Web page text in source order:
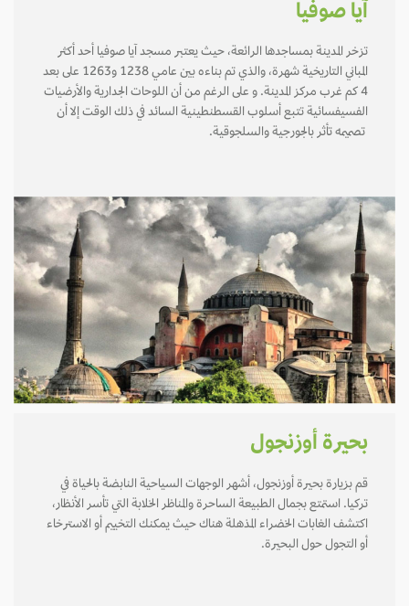
آيا صوفيا
تزخر المدينة بمساجدها الرائعة، حيث يعتبر مسجد آيا صوفيا أحد أكثر
المباني التاريخية شهرة، والذي تم بناءه بين عامي 1238 و1263 على بعد
4 كم غرب مركز المدينة. و على الرغم من أن اللوحات الجدارية والأرضيات
الفسيفسائية تتبع أسلوب القسطنطينية السائد في ذلك الوقت إلا أن
تصميمه تأثر بالجورجية والسلجوقية.
بحيرة أوزنجول
قم بزيارة بحيرة أوزنجول، أشهر الوجهات السياحية النابضة بالحياة في
تركيا. استمتع بجمال الطبيعة الساحرة والمناظر الخلابة التي تأسر الأنظار،
اكتشف الغابات الخضراء المذهلة هناك حيث يمكنك التخييم أو الاسترخاء
أو التجول حول البحيرة.